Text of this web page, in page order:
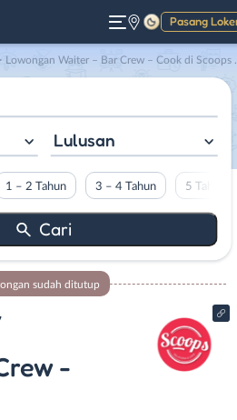
Pasang
Gelap
Lowongan Waiter – Bar Crew – Cook di Scoops & My Story
Lulusan
1 – 2 Tahun 3 – 4 Tahun 5 Tahun
sudah ditutup
-